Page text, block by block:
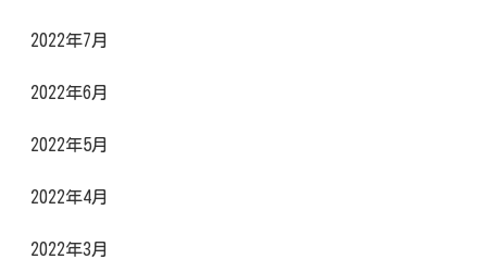
2022年7月
2022年6月
2022年5月
2022年4月
2022年3月